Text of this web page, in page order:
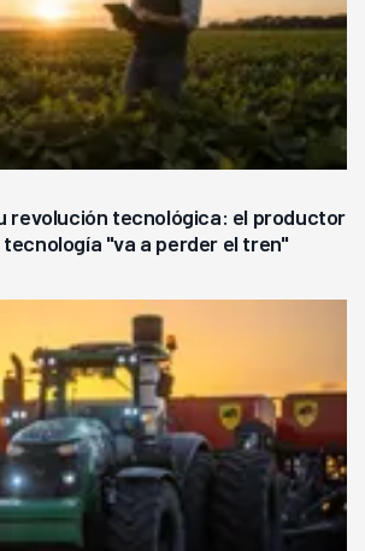
revolución tecnológica: el productor
"va a perder el tren"